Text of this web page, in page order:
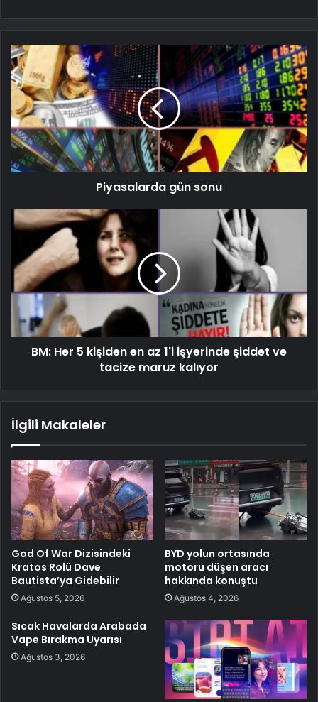
Piyasalarda gün sonu
BM: Her 5 kişiden en az 1'i işyerinde şiddet ve
tacize maruz kalıyor
İlgili Makaleler
God Of War Dizisindeki
Kratos Rolü Dave
Bautista’ya Gidebilir
Ağustos 5, 2026
BYD yolun ortasında
motoru düşen aracı
hakkında konuştu
Ağustos 4, 2026
Sıcak Havalarda Arabada
Vape Bırakma Uyarısı
Ağustos 3, 2026